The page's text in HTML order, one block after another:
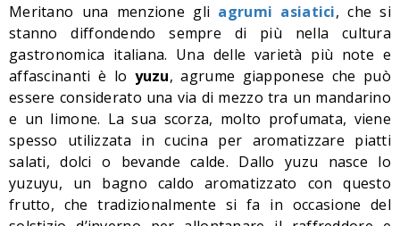
Meritano una menzione gli agrumi asiatici, che si
stanno diffondendo sempre di più nella cultura
gastronomica italiana. Una delle varietà più note e
affascinanti è lo yuzu, agrume giapponese che può
essere considerato una via di mezzo tra un mandarino
e un limone. La sua scorza, molto profumata, viene
spesso utilizzata in cucina per aromatizzare piatti
salati, dolci o bevande calde. Dallo yuzu nasce lo
yuzuyu, un bagno caldo aromatizzato con questo
frutto, che tradizionalmente si fa in occasione del